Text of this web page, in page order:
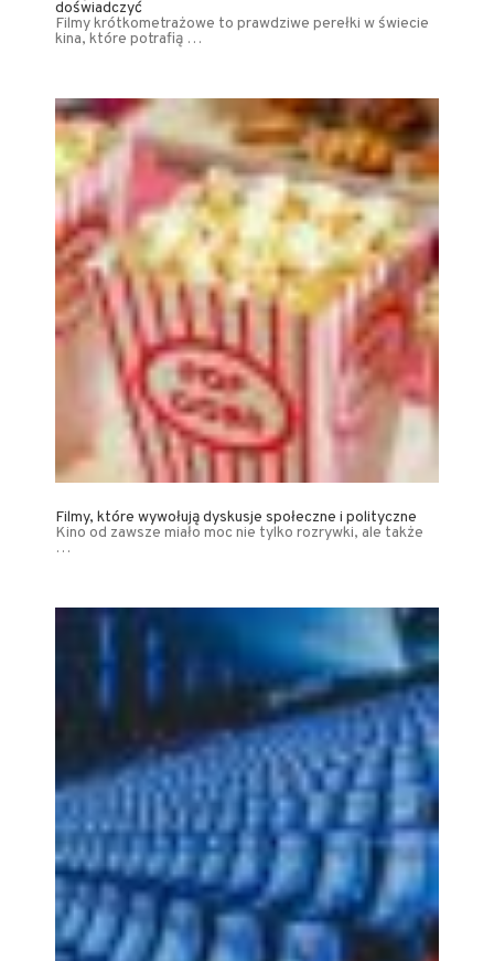
doświadczyć
Filmy krótkometrażowe to prawdziwe perełki w świecie
kina, które potrafią …
Filmy, które wywołują dyskusje społeczne i polityczne
Kino od zawsze miało moc nie tylko rozrywki, ale także
…